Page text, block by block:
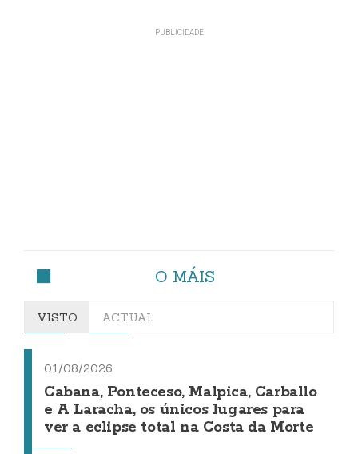
O MÁIS
VISTO ACTUAL
01/08/2026
Cabana, Ponteceso, Malpica, Carballo
e A Laracha, os únicos lugares para
ver a eclipse total na Costa da Morte